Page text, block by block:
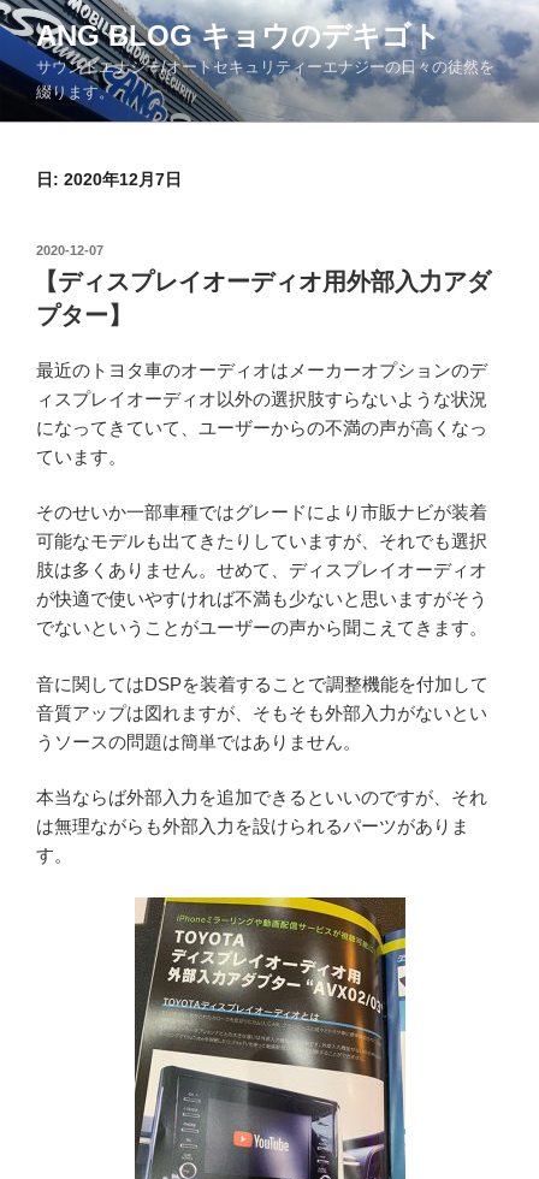
コ
ン
テ
ツ
ANG BLOG キョウのデキゴト
サウンドエナジー/オートセキュリティーエナジーの日々の徒然を
綴ります。
日: 2020年12月7日
投
稿
日:
2020-12-07
【ディスプレイオーディオ用外部入力アダ
プター】
最近のトヨタ車のオーディオはメーカーオプションのデ
ィスプレイオーディオ以外の選択肢すらないような状況
になってきていて、ユーザーからの不満の声が高くなっ
ています。
そのせいか一部車種ではグレードにより市販ナビが装着
可能なモデルも出てきたりしていますが、それでも選択
肢は多くありません。せめて、ディスプレイオーディオ
が快適で使いやすければ不満も少ないと思いますがそう
でないということがユーザーの声から聞こえてきます。
音に関してはDSPを装着することで調整機能を付加して
音質アップは図れますが、そもそも外部入力がないとい
うソースの問題は簡単ではありません。
本当ならば外部入力を追加できるといいのですが、それ
は無理ながらも外部入力を設けられるパーツがありま
す。